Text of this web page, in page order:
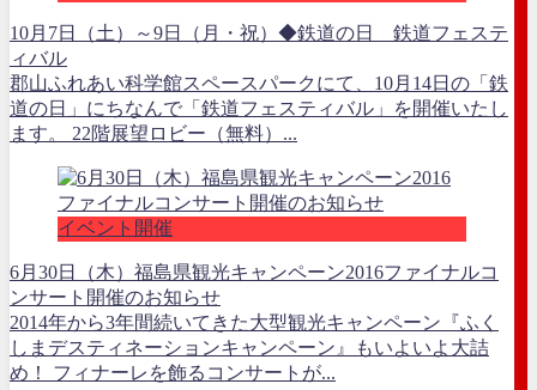
10月7日（土）～9日（月・祝）◆鉄道の日 鉄道フェステ
ィバル
郡山ふれあい科学館スペースパークにて、10月14日の「鉄
道の日」にちなんで「鉄道フェスティバル」を開催いたし
ます。 22階展望ロビー（無料）...
イベント開催
6月30日（木）福島県観光キャンペーン2016ファイナルコ
ンサート開催のお知らせ
2014年から3年間続いてきた大型観光キャンペーン『ふく
しまデスティネーションキャンペーン』もいよいよ大詰
め！ フィナーレを飾るコンサートが...